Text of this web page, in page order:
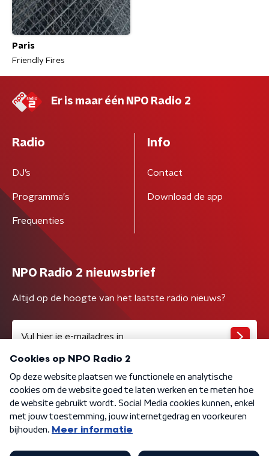
Paris
Friendly Fires
Er is maar één NPO Radio 2
Radio
DJ’s
Programma's
Frequenties
Info
Contact
Download de app
NPO Radio 2 nieuwsbrief
Altijd op de hoogte van het laatste radio nieuws?
Algemene voorwaarden